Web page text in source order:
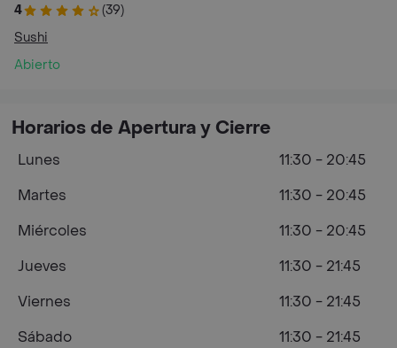
4
(39)
Sushi
Abierto
Horarios de Apertura y Cierre
Lunes
11:30 - 20:45
Martes
11:30 - 20:45
Miércoles
11:30 - 20:45
Jueves
11:30 - 21:45
Viernes
11:30 - 21:45
Sábado
11:30 - 21:45